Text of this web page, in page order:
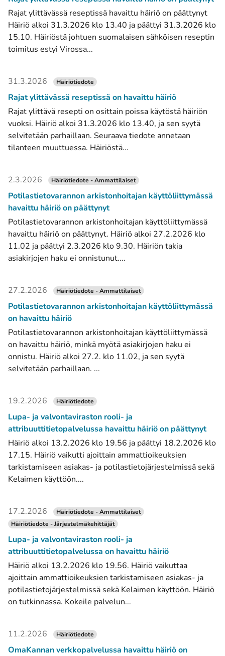
Rajat ylittävässä reseptissä havaittu häiriö on päättynyt
Häiriö alkoi 31.3.2026 klo 13.40 ja päättyi 31.3.2026 klo
15.10. Häiriöstä johtuen suomalaisen sähköisen reseptin
toimitus estyi Virossa...
31.3.2026 Häiriötiedote
Rajat ylittävässä reseptissä on havaittu häiriö
Rajat ylittävä resepti on osittain poissa käytöstä häiriön
vuoksi. Häiriö alkoi 31.3.2026 klo 13.40, ja sen syytä
selvitetään parhaillaan. Seuraava tiedote annetaan
tilanteen muuttuessa. Häiriöstä...
2.3.2026 Häiriötiedote - Ammattilaiset
Potilastietovarannon arkistonhoitajan käyttöliittymässä
havaittu häiriö on päättynyt
Potilastietovarannon arkistonhoitajan käyttöliittymässä
havaittu häiriö on päättynyt. Häiriö alkoi 27.2.2026 klo
11.02 ja päättyi 2.3.2026 klo 9.30. Häiriön takia
asiakirjojen haku ei onnistunut....
27.2.2026 Häiriötiedote - Ammattilaiset
Potilastietovarannon arkistonhoitajan käyttöliittymässä
on havaittu häiriö
Potilastietovarannon arkistonhoitajan käyttöliittymässä
on havaittu häiriö, minkä myötä asiakirjojen haku ei
onnistu. Häiriö alkoi 27.2. klo 11.02, ja sen syytä
selvitetään parhaillaan. ...
19.2.2026 Häiriötiedote
Lupa- ja valvontaviraston rooli- ja
attribuuttitietopalvelussa havaittu häiriö on päättynyt
Häiriö alkoi 13.2.2026 klo 19.56 ja päättyi 18.2.2026 klo
17.15. Häiriö vaikutti ajoittain ammattioikeuksien
tarkistamiseen asiakas- ja potilastietojärjestelmissä sekä
Kelaimen käyttöön....
17.2.2026
Häiriötiedote - Ammattilaiset
Häiriötiedote - Järjestelmäkehittäjät
Lupa- ja valvontaviraston rooli- ja
attribuuttitietopalvelussa on havaittu häiriö
Häiriö alkoi 13.2.2026 klo 19.56. Häiriö vaikuttaa
ajoittain ammattioikeuksien tarkistamiseen asiakas- ja
potilastietojärjestelmissä sekä Kelaimen käyttöön. Häiriö
on tutkinnassa. Kokeile palvelun...
11.2.2026 Häiriötiedote
OmaKannan verkkopalvelussa havaittu häiriö on